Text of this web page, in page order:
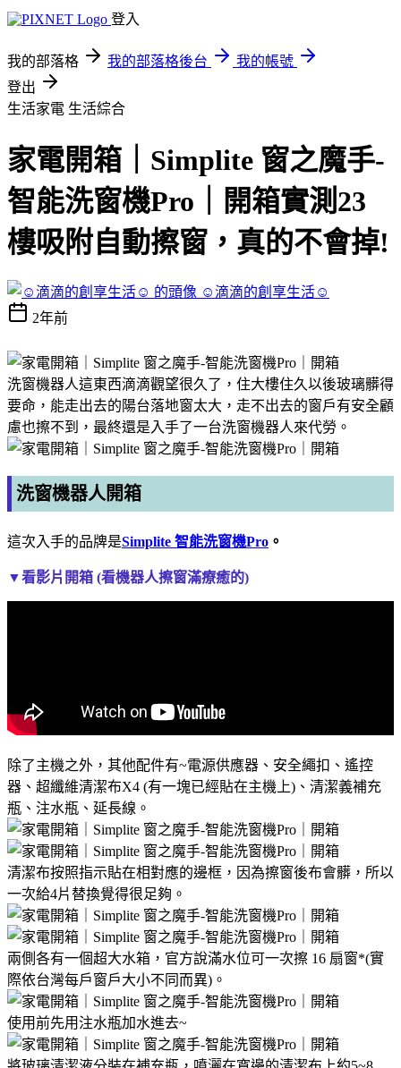
登入
我的部落格 我的部落格後台
我的帳號
登出
生活家電 生活綜合
家電開箱｜Simplite 窗之魔手-
智能洗窗機Pro｜開箱實測23
樓吸附自動擦窗，真的不會掉!
☺︎滴滴的創享生活☺︎
2年前
洗窗機器人這東西滴滴觀望很久了，住大樓住久以後玻璃髒得
要命，能走出去的陽台落地窗太大，走不出去的窗戶有安全顧
慮也擦不到，最終還是入手了一台洗窗機器人來代勞。
洗窗機器人開箱
這次入手的品牌是Simplite 智能洗窗機Pro 。
▼看影片開箱 (看機器人擦窗滿療癒的)
除了主機之外，其他配件有~電源供應器、安全繩扣、遙控
器、超纖維清潔布X4 (有一塊已經貼在主機上)、清潔義補充
瓶、注水瓶、延長線。
清潔布按照指示貼在相對應的邊框，因為擦窗後布會髒，所以
一次給4片替換覺得很足夠。
兩側各有一個超大水箱，官方說滿水位可一次擦 16 扇窗*(實
際依台灣每戶窗戶大小不同而異)。
使用前先用注水瓶加水進去~